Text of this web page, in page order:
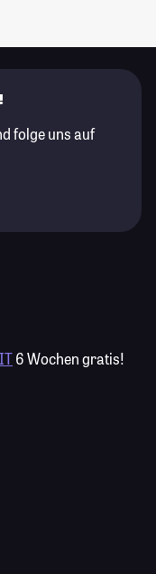
folge uns auf
6 Wochen gratis!